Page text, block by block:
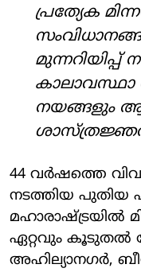
പ്രത്യേക
കാലാവസ്ഥാ
നയങ്ങളും
44 വർഷത്തെ
നടത്തിയ പുതിയ
മഹാരാഷ്ട്രയിൽ
ഏറ്റവും കൂടുതൽ
അഹില്യാനഗർ,